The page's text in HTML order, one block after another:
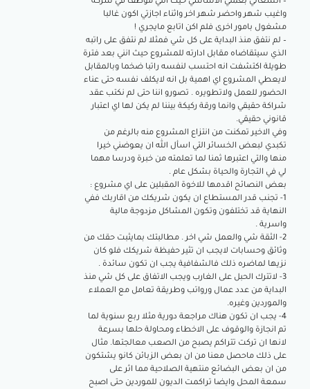
واغيب شهر واحضر شهر اخر واثناء اجازتي اكون غالبا
مشغول بامور اخرى فلم اكن اتابع مايجري !
– لم نتفق منذ البداية على كل شي فمثلا لم نتفق على راتبه
الذي سيتقاضاه مقابل ادارته للمشروع حيث انني بعد فترة
طويلة اكتشفت انه احتسب لنفسه راتبا ضخما وبالمقابل
لايعطي المشروع اي اهمية بل انه لايكلف نفسه حتى عناء
الحضور للعمل ولاتطويره . تصورو اننا حتى لم نكتب عقد
شراكة حقيقي وانما ورقة ركيكة بيننا لم يكن لها اي اعتبار
قانوني حقيقي.
وفي الاخير تمكنت من انتزاع المشروع منه بالرغم من
تكبدي لبعض الخسائر التي اسأل الله ان يعوضني خيرا
منها والتي اعتبرها ثمنا لما تعلمته من خبرة ودرسا مهما
لي في التجارة والحياة بشكل عام .
بعض النصائح اقدمها للاخوة المقبلين على اي مشروع :
1- تجنب قدر المستطاع ان يكون شريكك من اقاربك ففي
النهاية قد تختلفون وتكون المشاكل مزدوجة مالية
واسرية .
2- الثقة شي والعمل شي اخر . مطالبتك بمايثبت حقك من
وثائق وحسابات لايجب ان تثير حفيظة شريكك فلو كان
نزيها لماضره ذلك فالشفافية يجب ان تكون سائدة .
3- لاتترك الحبل على الغارب ويجب الاتفاق على كل شي منذ
البداية من عدد عمال ورواتب وطريقة تعامل مع العملاء
والموردين وغيره.
4- يجب ان تكون هناك مراجعة دورية مثلا ربع سنوية لما
تم انجازة والوقوف على الاخطاء ومحاولة حلها بسرعة
لانها ان تركت تتراكم يصبح من الصعب معالجتها. مثال
على ذلك ماحصل معنا من ان بعض الزبائن كانو يشتكون
من ان بعض البضائع منتهية الصلاحية مما اثر على
سمعة المحل وايضا تراكمت الديون للموردين حتى اصبح